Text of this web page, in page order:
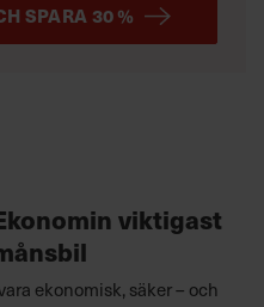
viktigast
ekonomisk, säker – och
SPARA 30 %